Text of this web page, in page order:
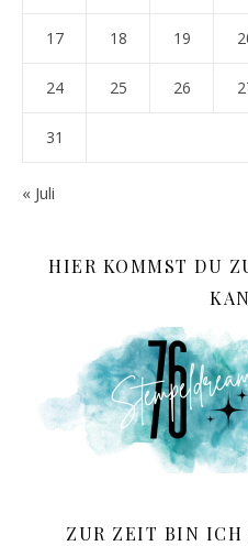
17 18 19
24 25 26
31
« Juli
HIER KOMMST DU
ZUR ZEIT BIN ICH